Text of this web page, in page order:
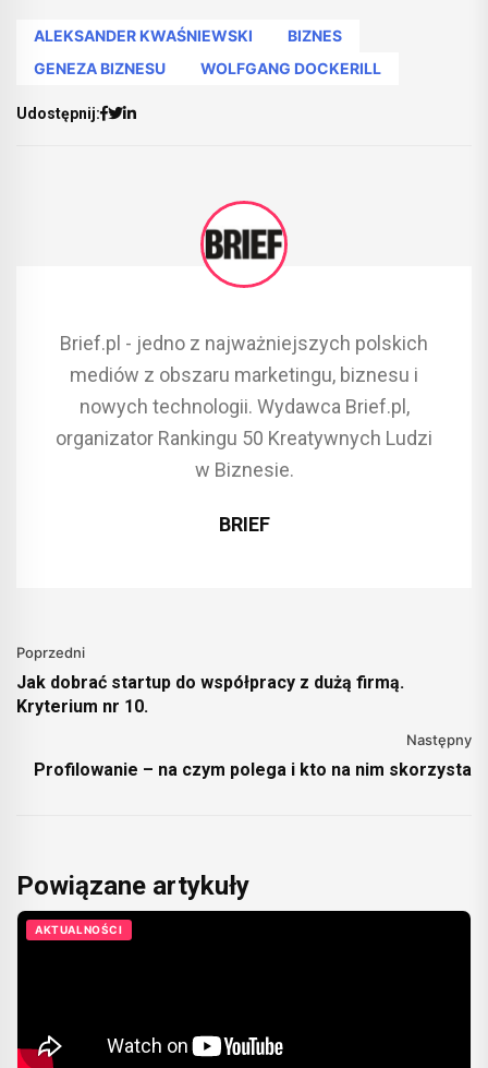
ALEKSANDER KWAŚNIEWSKI
BIZNES
GENEZA BIZNESU
WOLFGANG DOCKERILL
Udostępnij:
Brief.pl - jedno z najważniejszych polskich
mediów z obszaru marketingu, biznesu i
nowych technologii. Wydawca Brief.pl,
organizator Rankingu 50 Kreatywnych Ludzi
w Biznesie.
BRIEF
Poprzedni
Jak dobrać startup do współpracy z dużą firmą.
Kryterium nr 10.
Następny
Profilowanie – na czym polega i kto na nim skorzysta
Powiązane artykuły
AKTUALNOŚCI